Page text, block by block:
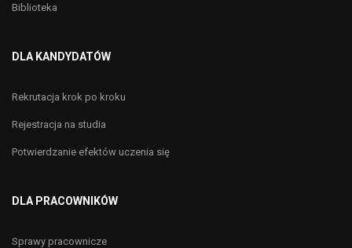
Biblioteka
DLA KANDYDATÓW
Rekrutacja krok po kroku
Rejestracja na studia
Potwierdzanie efektów uczenia się
DLA PRACOWNIKÓW
Sprawy pracownicze